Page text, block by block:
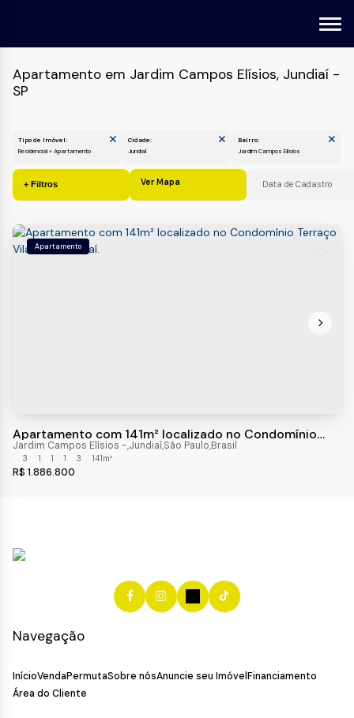
Apartamento em Jardim Campos Elísios, Jundiaí -
SP
Tipo de Imóvel:
Residencial » Apartamento
Cidade:
Jundiaí
Bairro:
Ver Mapa
Apartamento
Apartamento com 141m² localizado no Condomínio
Terraço Vila Bela, Jundiaí.
R$ 1.886.800
Jardim Campos Elísios ,Jundiaí,São Paulo,Brasil
3 1 1 1 3 141m²
Navegação
InícioVendaPermutaSobre nósAnuncie seu Imóvel Financiamento
Área do Cliente